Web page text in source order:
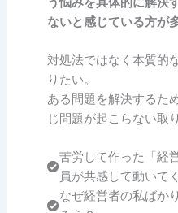
ないと感じている方が
対処法ではなく本質的
りたい。
ある問題を解決するた
じ問題が起こらない取
苦労して作った「経
員が共感して動いて
なぜ経営者の私ばか